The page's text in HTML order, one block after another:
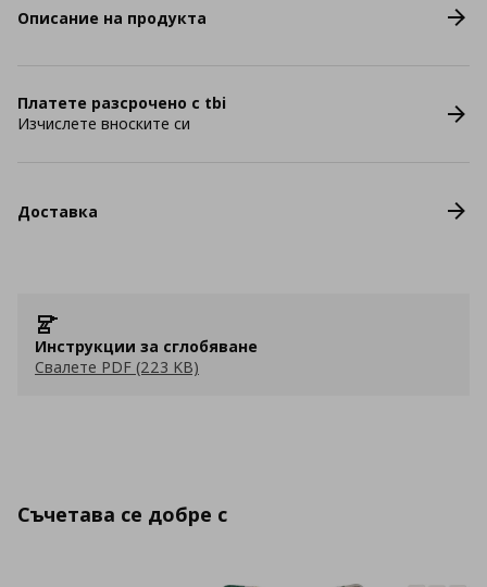
Описание на продукта
Платете разсрочено с tbi
Изчислете вноските си
Доставка
Инструкции за сглобяване
Свалете PDF (223 KB)
Съчетава се добре с